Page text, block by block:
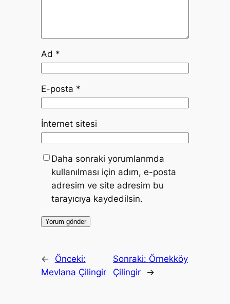
Ad *
E-posta *
İnternet sitesi
Daha sonraki yorumlarımda
kullanılması için adım, e-posta
adresim ve site adresim bu
tarayıcıya kaydedilsin.
←
Önceki:
Mevlana Çilingir
Sonraki: Örnekköy
Çilingir
→